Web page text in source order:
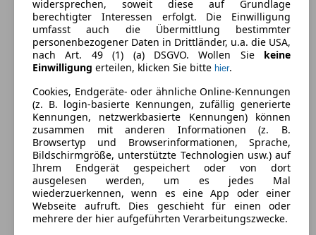
widersprechen, soweit diese auf Grundlage
berechtigter Interessen erfolgt. Die Einwilligung
umfasst auch die Übermittlung bestimmter
personenbezogener Daten in Drittländer, u.a. die USA,
nach Art. 49 (1) (a) DSGVO. Wollen Sie keine
Einwilligung erteilen, klicken Sie bitte hier.
Cookies, Endgeräte- oder ähnliche Online-Kennungen
(z. B. login-basierte Kennungen, zufällig generierte
Kennungen, netzwerkbasierte Kennungen) können
zusammen mit anderen Informationen (z. B.
Browsertyp und Browserinformationen, Sprache,
Bildschirmgröße, unterstützte Technologien usw.) auf
Ihrem Endgerät gespeichert oder von dort
ausgelesen werden, um es jedes Mal
wiederzuerkennen, wenn es eine App oder einer
Webseite aufruft. Dies geschieht für einen oder
mehrere der hier aufgeführten Verarbeitungszwecke.